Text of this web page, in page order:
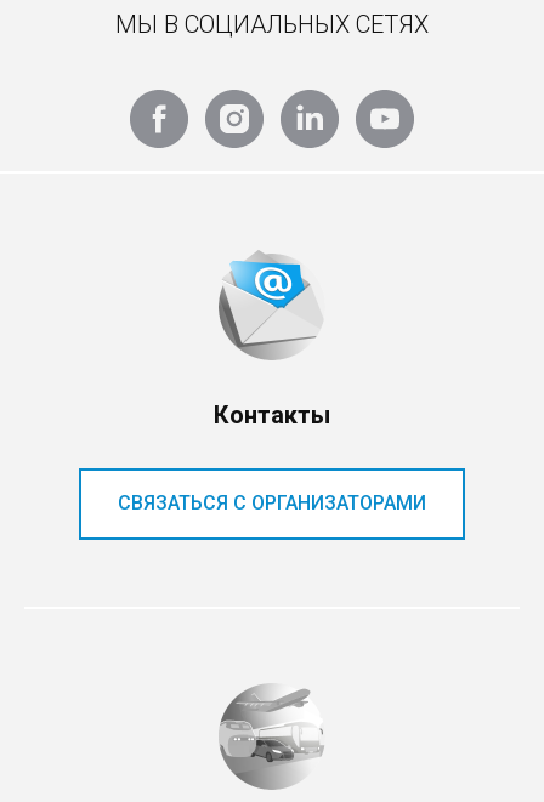
МЫ В СОЦИАЛЬНЫХ СЕТЯХ
Контакты
СВЯЗАТЬСЯ С ОРГАНИЗАТОРАМИ